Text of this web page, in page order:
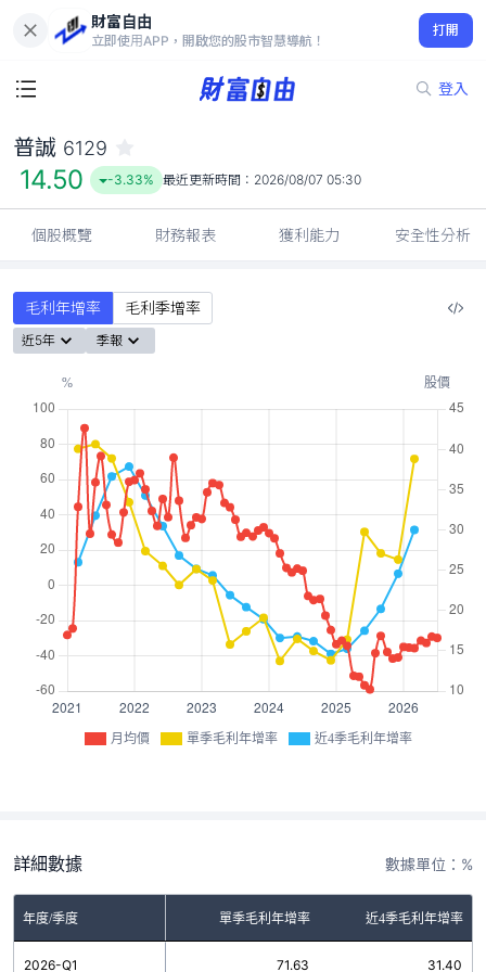
財富自由
立即使用APP，開啟您的股市智慧導航！
打開
登入
14.50
-3.33%
普誠 6129
14.50 -3.33% 最近更新時間： 2026/08/07 05:30
個股概覽 財務報表 獲利能力 安全性分析
毛利年增率 毛利季增率
近5年 季報
月均價 單季毛利年增率 近4季毛利年增率
詳細數據 數據單位：%
年度/季度 單季毛利年增率 近4季毛利年增率
2026-Q1 71.63 31.40